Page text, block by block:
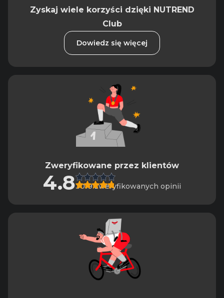
Zyskaj wiele korzyści dzięki NUTREND
Club
Dowiedz się więcej
Zweryfikowane przez klientów
4.83019 zweryfikowanych opinii